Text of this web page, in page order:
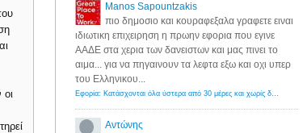
οι
Manos Sapountzakis
πιο δημοσιο και κουραφεξαλα γραφετε ειναι
ιδιωτικη επιχειρηση η πρωην εφορια που εγινε
ΑΑΔΕ στα χερια των δανειστων και μας πινει το
αιμα... για να πηγαινουν τα λεφτα εξω και οχι υπερ
του Ελληνικου...
Εφορία: Κατάσχονται όλα ύστερα από 30 μέρες και χωρίς δικαστικές αποφάσεις - Λόγιος Ερμής
Αντώνης